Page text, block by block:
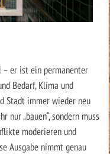
– er ist ein permanenter
Bedarf, Klima und
Stadt immer wieder neu
„bauen“, sondern muss
moderieren und
Ausgabe nimmt genau